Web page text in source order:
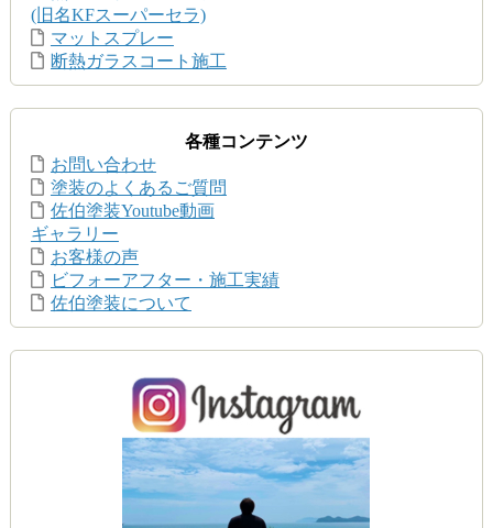
(旧名KFスーパーセラ)
マットスプレー
断熱ガラスコート施工
各種コンテンツ
お問い合わせ
塗装のよくあるご質問
佐伯塗装Youtube動画
ギャラリー
お客様の声
ビフォーアフター・施工実績
佐伯塗装について